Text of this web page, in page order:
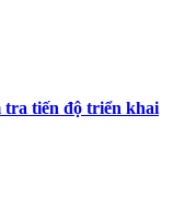
tiến độ triển khai